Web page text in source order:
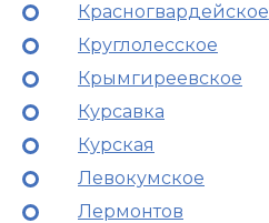
Красногвардейское
Круглолесское
Крымгиреевское
Курсавка
Курская
Левокумское
Лермонтов